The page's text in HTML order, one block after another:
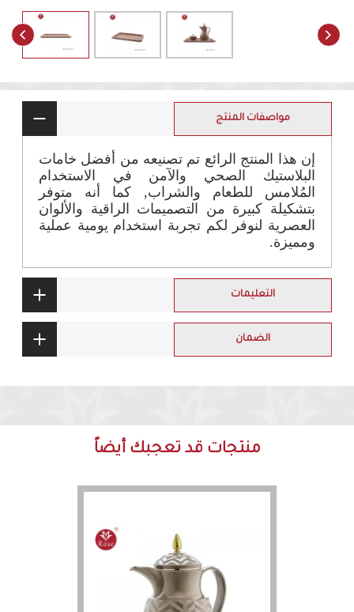
مواصفات المنتج
إن هذا المنتج الرائع تم تصنيعه من أفضل خامات
البلاستيك الصحي والآمن في الاستخدام
المُلامس للطعام والشراب, كما أنه متوفر
بتشكيلة كبيرة من التصميمات الراقية والألوان
العصرية لنوفر لكم تجربة استخدام يومية عملية
ومميزة.
التعليمات
الضمان
منتجات قد تعجبك أيضاً